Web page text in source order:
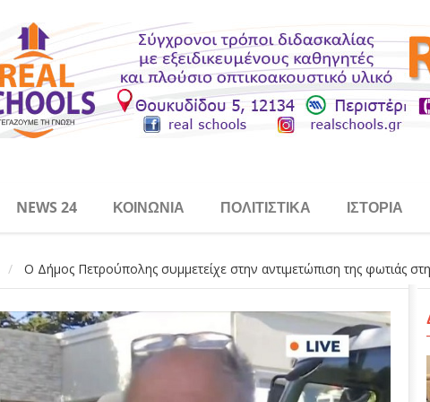
NEWS 24 ΚΟΙΝΩΝΊΑ ΠΟΛΙΤΙΣΤΙΚΆ ΙΣΤΟΡΊΑ
Ο Δήμος Πετρούπολης συμμετείχε στην αντιμετώπιση της φωτιάς